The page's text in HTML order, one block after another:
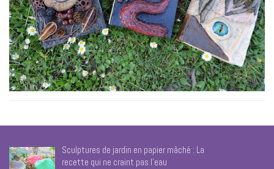
Sculptures de jardin en papier mâché : La
recette qui ne craint pas l’eau